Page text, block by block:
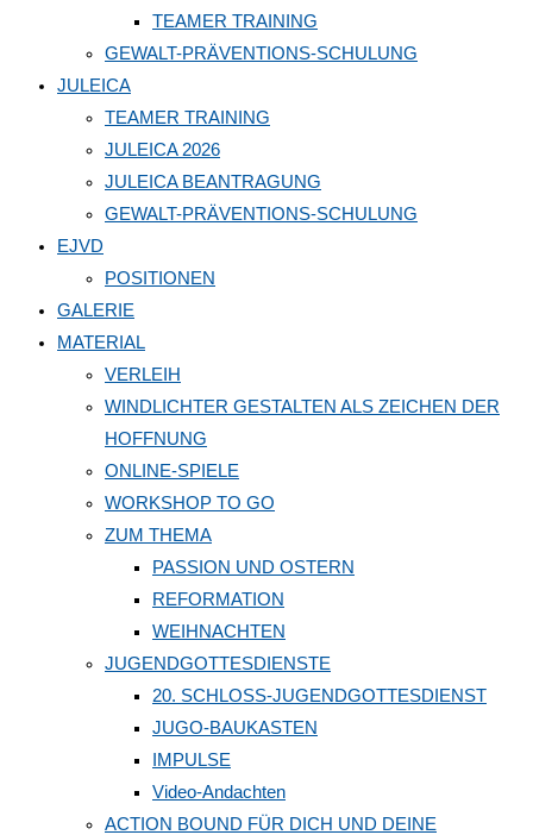
TEAMER TRAINING
GEWALT-PRÄVENTIONS-SCHULUNG
JULEICA
TEAMER TRAINING
JULEICA 2026
JULEICA BEANTRAGUNG
GEWALT-PRÄVENTIONS-SCHULUNG
EJVD
POSITIONEN
GALERIE
MATERIAL
VERLEIH
WINDLICHTER GESTALTEN ALS ZEICHEN DER
HOFFNUNG
ONLINE-SPIELE
WORKSHOP TO GO
ZUM THEMA
PASSION UND OSTERN
REFORMATION
WEIHNACHTEN
JUGENDGOTTESDIENSTE
20. SCHLOSS-JUGENDGOTTESDIENST
JUGO-BAUKASTEN
IMPULSE
Video-Andachten
ACTION BOUND FÜR DICH UND DEINE